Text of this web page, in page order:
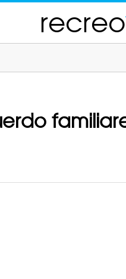
recreo